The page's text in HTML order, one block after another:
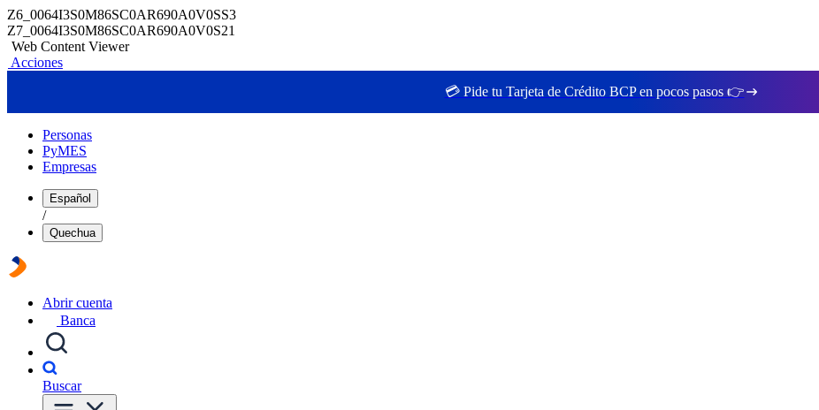
Z6_0064I3S0M86SC0AR690A0V0SS3
Z7_0064I3S0M86SC0AR690A0V0S21
Web Content Viewer
Acciones
💳 Pide tu Tarjeta de Crédito BCP en pocos pasos 👉
Personas
PyMES
Empresas
Español
/
Quechua
Abrir cuenta
Banca
Buscar